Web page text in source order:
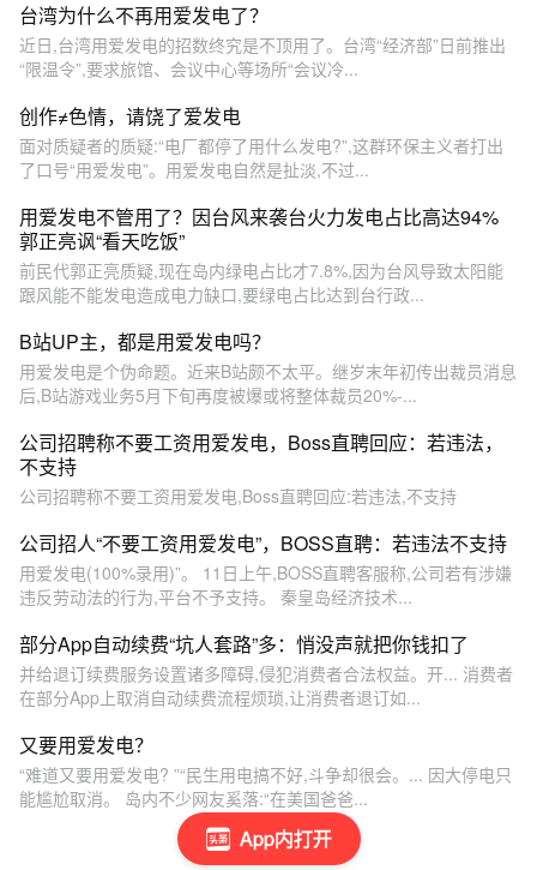
App内打开
台湾为什么不再用爱发电了？
近日,台湾用爱发电的招数终究是不顶用了。台湾“经济部”日前推出
“限温令”,要求旅馆、会议中心等场所“会议冷...
创作≠色情，请饶了爱发电
面对质疑者的质疑:“电厂都停了用什么发电?”,这群环保主义者打出
了口号“用爱发电”。用爱发电自然是扯淡,不过...
用爱发电不管用了？因台风来袭台火力发电占比高达94%
郭正亮讽“看天吃饭”
前民代郭正亮质疑,现在岛内绿电占比才7.8%,因为台风导致太阳能
跟风能不能发电造成电力缺口,要绿电占比达到台行政...
B站UP主，都是用爱发电吗？
用爱发电是个伪命题。近来B站颇不太平。继岁末年初传出裁员消息
后,B站游戏业务5月下旬再度被爆或将整体裁员20%-...
公司招聘称不要工资用爱发电，Boss直聘回应：若违法，
不支持
公司招聘称不要工资用爱发电,Boss直聘回应:若违法,不支持
公司招人“不要工资用爱发电”，BOSS直聘：若违法不支持
用爱发电(100%录用)”。 11日上午,BOSS直聘客服称,公司若有涉嫌
违反劳动法的行为,平台不予支持。 秦皇岛经济技术...
部分App自动续费“坑人套路”多：悄没声就把你钱扣了
并给退订续费服务设置诸多障碍,侵犯消费者合法权益。开... 消费者
在部分App上取消自动续费流程烦琐,让消费者退订如...
又要用爱发电？
“难道又要用爱发电? ”“民生用电搞不好,斗争却很会。... 因大停电只
能尴尬取消。 岛内不少网友奚落:“在美国爸爸...